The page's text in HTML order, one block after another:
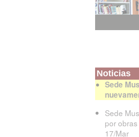
Noticias
Sede
Sede
por
17/Mar